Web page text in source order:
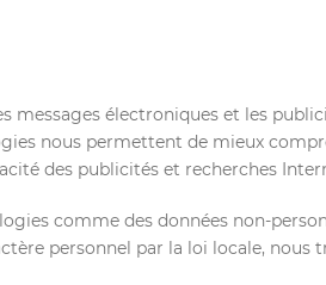
électroniques et les
nous permettent de mieux
des publicités et recherches
comme des données non-
personnel par la loi locale,